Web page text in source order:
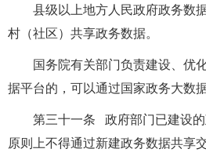
县级以上地方人民政府政务数
村（社区）共享政务数据。
国务院有关部门负责建设、优
据平台的，可以通过国家政务大数
第三十一条 政府部门已建设
原则上不得通过新建政务数据共享